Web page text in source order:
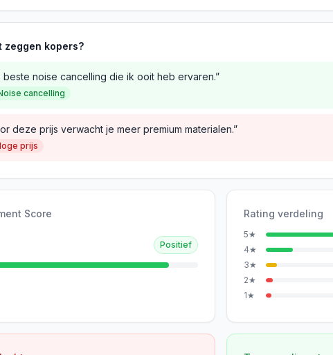
zeggen kopers?
beste noise cancelling die ik ooit heb ervaren.”
cancelling
deze prijs verwacht je meer premium materialen.”
prijs
Score
Positief
Rating verdeling
5★
4★
3★
2★
1★